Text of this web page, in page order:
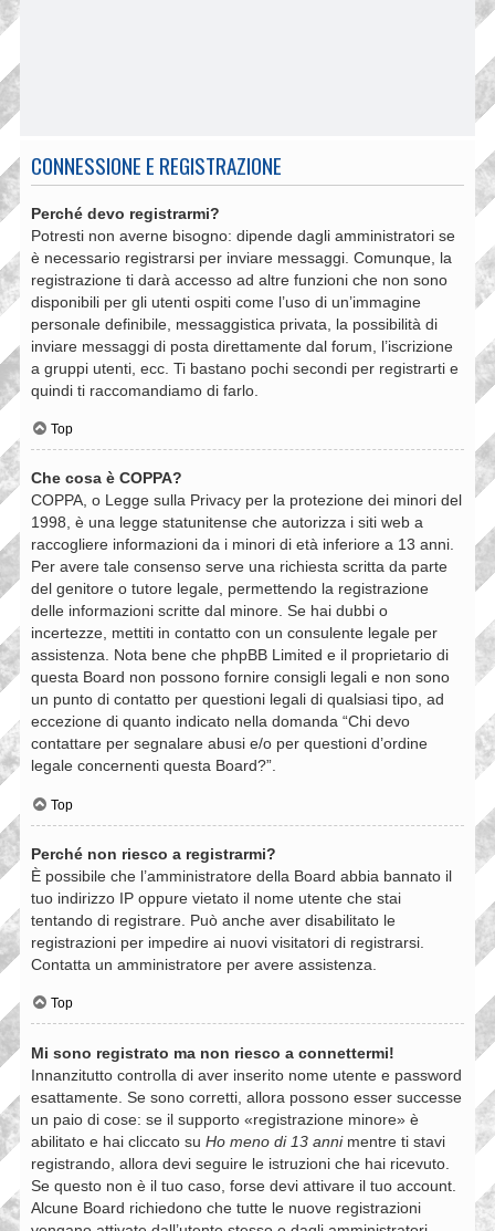
CONNESSIONE E REGISTRAZIONE
Perché devo registrarmi?
Potresti non averne bisogno: dipende dagli amministratori se
è necessario registrarsi per inviare messaggi. Comunque, la
registrazione ti darà accesso ad altre funzioni che non sono
disponibili per gli utenti ospiti come l’uso di un’immagine
personale definibile, messaggistica privata, la possibilità di
inviare messaggi di posta direttamente dal forum, l’iscrizione
a gruppi utenti, ecc. Ti bastano pochi secondi per registrarti e
quindi ti raccomandiamo di farlo.
Top
Che cosa è COPPA?
COPPA, o Legge sulla Privacy per la protezione dei minori del
1998, è una legge statunitense che autorizza i siti web a
raccogliere informazioni da i minori di età inferiore a 13 anni.
Per avere tale consenso serve una richiesta scritta da parte
del genitore o tutore legale, permettendo la registrazione
delle informazioni scritte dal minore. Se hai dubbi o
incertezze, mettiti in contatto con un consulente legale per
assistenza. Nota bene che phpBB Limited e il proprietario di
questa Board non possono fornire consigli legali e non sono
un punto di contatto per questioni legali di qualsiasi tipo, ad
eccezione di quanto indicato nella domanda “Chi devo
contattare per segnalare abusi e/o per questioni d’ordine
legale concernenti questa Board?”.
Top
Perché non riesco a registrarmi?
È possibile che l’amministratore della Board abbia bannato il
tuo indirizzo IP oppure vietato il nome utente che stai
tentando di registrare. Può anche aver disabilitato le
registrazioni per impedire ai nuovi visitatori di registrarsi.
Contatta un amministratore per avere assistenza.
Top
Mi sono registrato ma non riesco a connettermi!
Innanzitutto controlla di aver inserito nome utente e password
esattamente. Se sono corretti, allora possono esser successe
un paio di cose: se il supporto «registrazione minore» è
abilitato e hai cliccato su Ho meno di 13 annimentre ti stavi
registrando, allora devi seguire le istruzioni che hai ricevuto.
Se questo non è il tuo caso, forse devi attivare il tuo account.
Alcune Board richiedono che tutte le nuove registrazioni